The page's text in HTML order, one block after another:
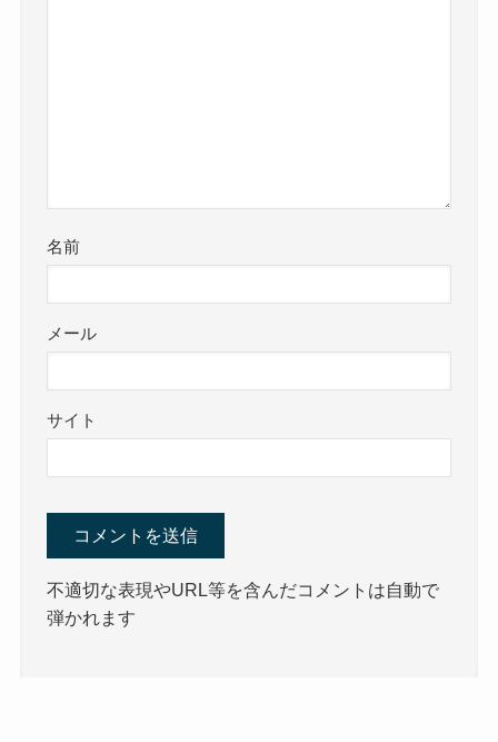
名前
メール
サイト
不適切な表現やURL等を含んだコメントは自動で
弾かれます